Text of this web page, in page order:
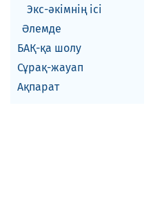
Экс-әкiмнiң iсi
Әлемде
БАҚ-қа шолу
Сұрақ-жауап
Ақпарат